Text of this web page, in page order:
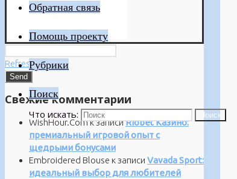
Обратная связь
Помощь проекту
Рубрики
Поиск
Что искать: Поиск
Refresh
Свежие комментарии
WishHour.Comк записиRiobet Казино:
премиальный игровой опыт с
щедрыми бонусами
Embroidered Blouse к записи Vavada Sport:
идеальный выбор для любителей